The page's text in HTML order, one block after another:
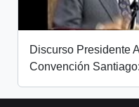
Discurso Presidente
Convención